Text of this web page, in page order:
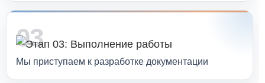
03
Мы приступаем к разработке документации